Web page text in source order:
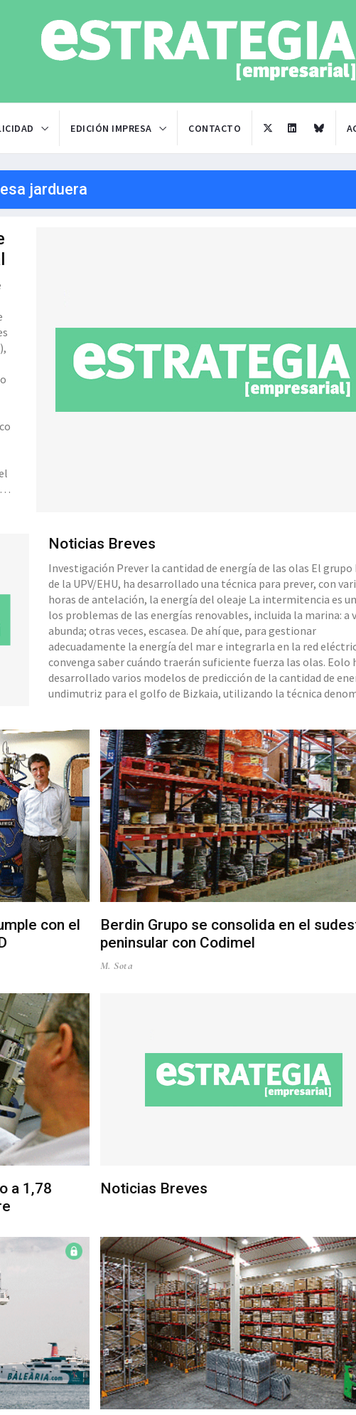
EDICIÓN IMPRESA CONTACTO
jarduera
Noticias Breves
Investigación Prever la cantidad de energía de las olas El grupo
de la UPV/EHU, ha desarrollado una técnica para prever, con
horas de antelación, la energía del oleaje La intermitencia es uno de
los problemas de las energías renovables, incluida la marina: a
abunda; otras veces, escasea. De ahí que, para gestionar
adecuadamente la energía del mar e integrarla en la red
convenga saber cuándo traerán suficiente fuerza las olas. Eolo
desarrollado varios modelos de predicción de la cantidad de
undimutriz para el golfo de Bizkaia, utilizando la técnica
con el
Berdin Grupo se consolida en el
peninsular con Codimel
M. Sota
a 1,78
Noticias Breves